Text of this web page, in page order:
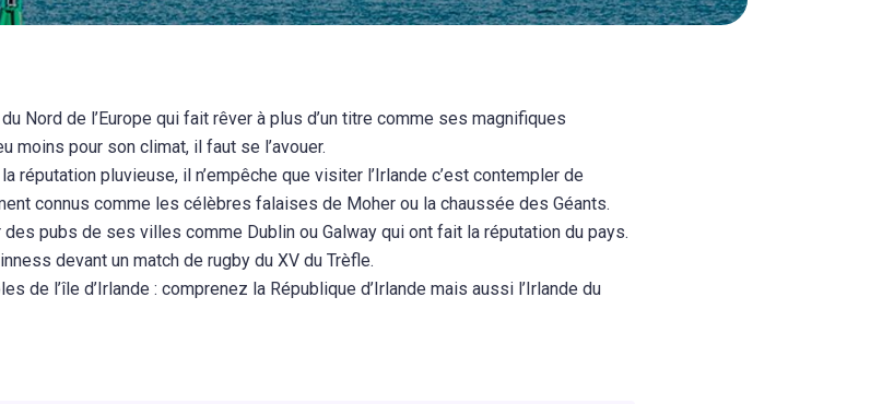
Nord de l’Europe qui fait rêver à plus d’un titre comme ses magnifiques
pour son climat, il faut se l’avouer.
réputation pluvieuse, il n’empêche que visiter l’Irlande c’est contempler de
connus comme les célèbres falaises de Moher ou la chaussée des Géants.
pubs de ses villes comme Dublin ou Galway qui ont fait la réputation du pays.
devant un match de rugby du XV du Trèfle.
de l’île d’Irlande : comprenez la République d’Irlande mais aussi l’Irlande du